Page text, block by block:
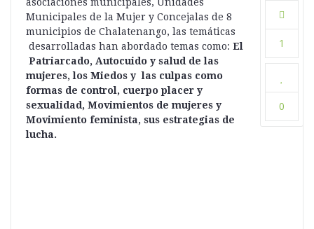
1
0
Municipales de la Mujer y Concejalas de 8
municipios de Chalatenango, las temáticas
desarrolladas han abordado temas como: El
Patriarcado, Autocuido y salud de las
mujeres, los Miedos y las culpas como
formas de control, cuerpo placer y
sexualidad, Movimientos de mujeres y
Movimiento feminista, sus estrategias de
lucha.